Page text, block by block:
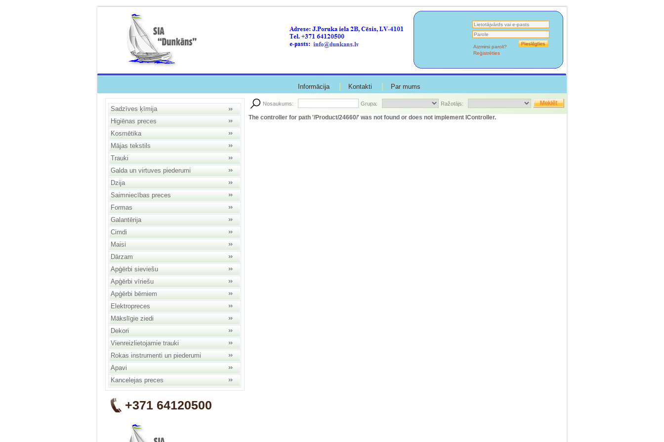
Aizmirsi paroli?
Reģistrēties
Informācija Kontakti Par mums
Sadzīves ķīmija
Higiēnas preces
Kosmētika
Mājas tekstils
Trauki
Galda un virtuves piederumi
Dzija
Saimniecības preces
Formas
Galantērija
Cimdi
Maisi
Dārzam
Apģērbi sieviešu
Apģērbi vīriešu
Apģērbi bērniem
Elektropreces
Mākslīgie ziedi
Dekori
Vienreizlietojamie trauki
Rokas instrumenti un piederumi
Apavi
Kancelejas preces
+371 64120500
Nosaukums: Grupa: Ražotājs:
The controller for path '/Product/24660/' was not found or does not implement IController.